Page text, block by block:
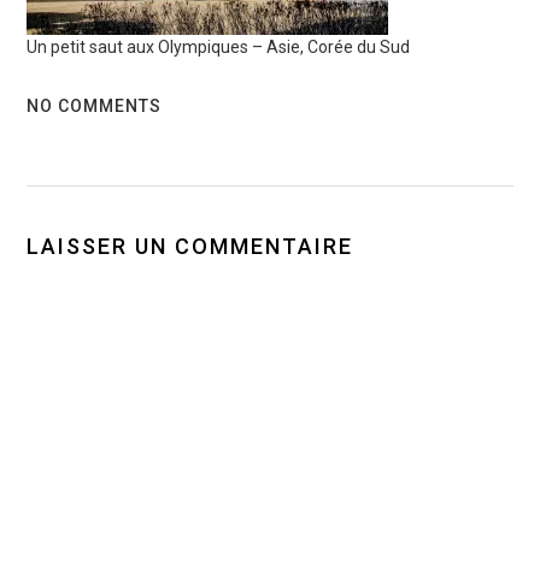
Un petit saut aux Olympiques – Asie, Corée du Sud
NO COMMENTS
LAISSER UN COMMENTAIRE